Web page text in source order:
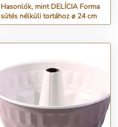
Hasonlók, mint DELÍCIA Forma
sütés nélküli tortához ø 24 cm